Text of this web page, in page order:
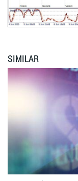
SIMILAR